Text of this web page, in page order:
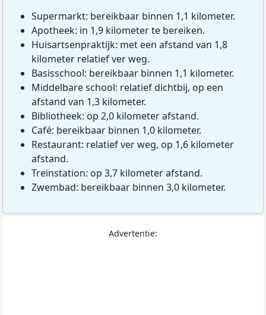
Supermarkt: bereikbaar binnen 1,1 kilometer.
Apotheek: in 1,9 kilometer te bereiken.
Huisartsenpraktijk: met een afstand van 1,8
kilometer relatief ver weg.
Basisschool: bereikbaar binnen 1,1 kilometer.
Middelbare school: relatief dichtbij, op een
afstand van 1,3 kilometer.
Bibliotheek: op 2,0 kilometer afstand.
Café: bereikbaar binnen 1,0 kilometer.
Restaurant: relatief ver weg, op 1,6 kilometer
afstand.
Treinstation: op 3,7 kilometer afstand.
Zwembad: bereikbaar binnen 3,0 kilometer.
Advertentie: